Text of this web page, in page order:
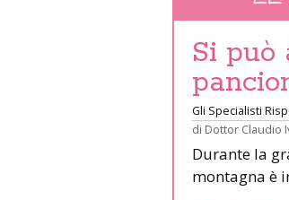
Si può
Gli Specialisti
di Dottor Claudio
Durante la
montagna è